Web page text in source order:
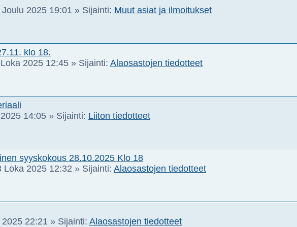
Joulu 2025 19:01 » Sijainti: Muut asiat ja ilmoitukset
klo 18.
2025 12:45 » Sijainti: Alaosastojen tiedotteet
14:05 » Sijainti: Liiton tiedotteet
syyskokous 28.10.2025 Klo 18
Loka 2025 12:32 » Sijainti: Alaosastojen tiedotteet
2025 22:21 » Sijainti: Alaosastojen tiedotteet